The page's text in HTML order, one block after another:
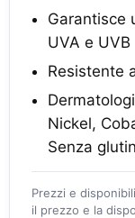
Garantisce
UVA e UVB
Resistente
Nickel,
Senza
Prezzi e
il prezzo e la